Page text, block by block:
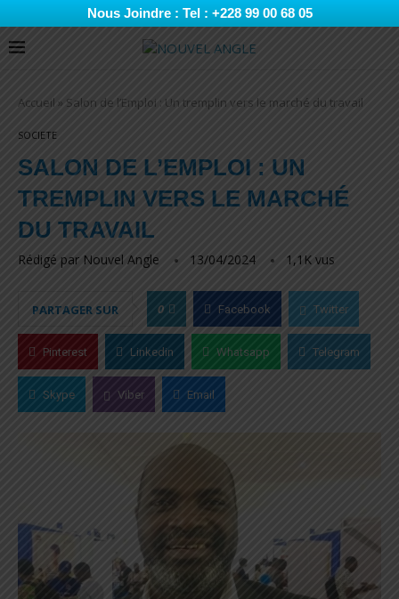
Nous Joindre : Tel : +228 99 00 68 05
Accueil » Salon de l’Emploi : Un tremplin vers le marché du travail
SOCIETE
SALON DE L’EMPLOI : UN
TREMPLIN VERS LE MARCHÉ
DU TRAVAIL
Rédigé par Nouvel Angle 13/04/2024 1,1K vus
PARTAGER SUR 0 Facebook Twitter
Pinterest Linkedin Whatsapp Telegram
Skype Viber Email